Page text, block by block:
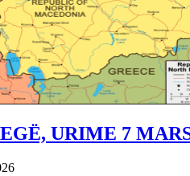
URIME 7